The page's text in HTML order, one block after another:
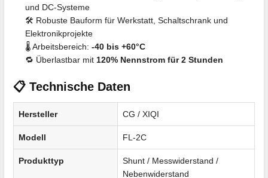
und DC-Systeme
🛠️ Robuste Bauform für Werkstatt, Schaltschrank und
Elektronikprojekte
🌡️ Arbeitsbereich: -40 bis +60°C
🔁 Überlastbar mit 120% Nennstrom für 2 Stunden
📋 Technische Daten
Hersteller CG / XIQI
Modell FL-2C
Produkttyp
Shunt / Messwiderstand /
Nebenwiderstand